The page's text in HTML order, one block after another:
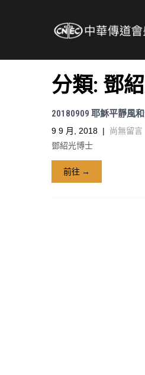
分類: 鄧
20180909 耶穌平靜風
9 9 月, 2018 | 尚無留言
鄧紹光博士
前往 →